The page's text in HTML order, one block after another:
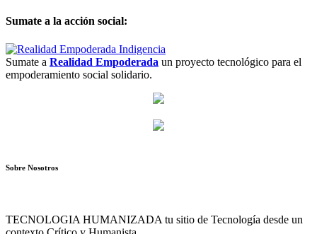
Sumate a la acción social:
Sumate a Realidad Empoderada un proyecto tecnológico para el
empoderamiento social solidario.
Sobre Nosotros
TECNOLOGIA HUMANIZADA tu sitio de Tecnología desde un